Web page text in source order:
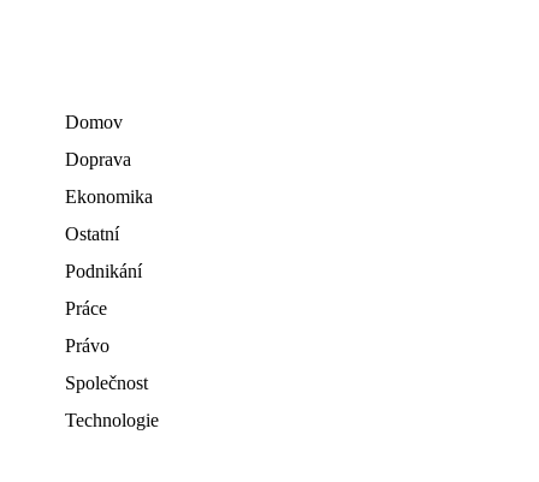
Domov
Doprava
Ekonomika
Ostatní
Podnikání
Práce
Právo
Společnost
Technologie